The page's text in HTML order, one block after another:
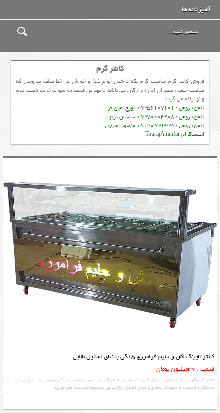
آشپزخانه ها
کانتر گرم
فروش کانتر گرم مناسب گرم نگه داشتن انواع غذا و خورش در خط سلف سرویس که
مناسب جهت رستوران اداره و ارگان می باشد با بهترین قیمت به صورت خرید دست دوم
و نو ارائه می گردد.
تلفن فروش : 09356107101 تورج امین فر
تلفن فروش : 09378003488 ساسان پرتو
تلفن فروش : 09128931339 منصور امین فر
اینستاگرام TourajAminfar
کانتر تاپینگ آش و حلیم فرامرزی 5 لگن با نمای استیل طلایی
قیمت : 37میلیون تومان
کانتر گرم آش و حلیم فرامرزی برای گرم نگه داشتن انواع آش و حلیم در مغازه های آش فروشی و حلیم پزی که این
دستگاه با استفاده از سیستم بنماری یا همان انتقال حرارت غیر مستقیم تمام غذا های موجود